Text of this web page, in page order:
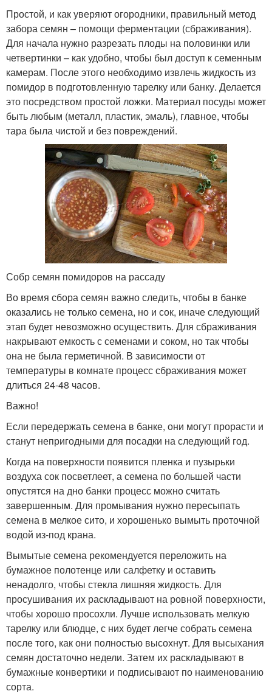
Простой, и как уверяют огородники, правильный метод
забора семян – помощи ферментации (сбраживания).
Для начала нужно разрезать плоды на половинки или
четвертинки – как удобно, чтобы был доступ к семенным
камерам. После этого необходимо извлечь жидкость из
помидор в подготовленную тарелку или банку. Делается
это посредством простой ложки. Материал посуды может
быть любым (металл, пластик, эмаль), главное, чтобы
тара была чистой и без повреждений.
Собр семян помидоров на рассаду
Во время сбора семян важно следить, чтобы в банке
оказались не только семена, но и сок, иначе следующий
этап будет невозможно осуществить. Для сбраживания
накрывают емкость с семенами и соком, но так чтобы
она не была герметичной. В зависимости от
температуры в комнате процесс сбраживания может
длиться 24-48 часов.
Важно!
Если передержать семена в банке, они могут прорасти и
станут непригодными для посадки на следующий год.
Когда на поверхности появится пленка и пузырьки
воздуха сок посветлеет, а семена по большей части
опустятся на дно банки процесс можно считать
завершенным. Для промывания нужно пересыпать
семена в мелкое сито, и хорошенько вымыть проточной
водой из-под крана.
Вымытые семена рекомендуется переложить на
бумажное полотенце или салфетку и оставить
ненадолго, чтобы стекла лишняя жидкость. Для
просушивания их раскладывают на ровной поверхности,
чтобы хорошо просохли. Лучше использовать мелкую
тарелку или блюдце, с них будет легче собрать семена
после того, как они полностью высохнут. Для высыхания
семян достаточно недели. Затем их раскладывают в
бумажные конвертики и подписывают по наименованию
сорта.